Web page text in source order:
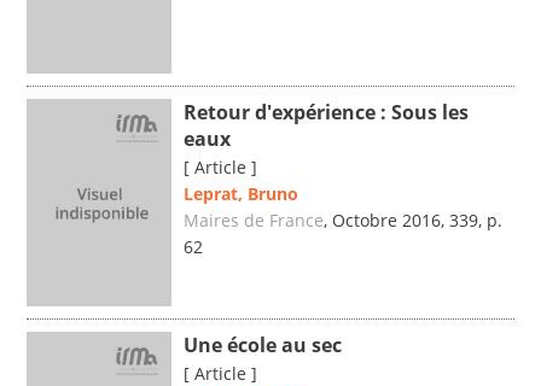
Retour d'expérience : Sous les
eaux
[ Article ]
Leprat, Bruno
Maires de France, Octobre 2016, 339, p.
62
Une école au sec
[ Article ]